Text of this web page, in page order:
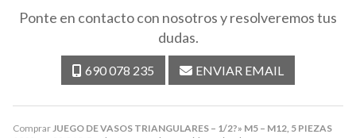
ComprarJUEGO DE VASOS TRIANGULARES – 1/2?» M5 – M12, 5 PIEZAS
Ponte en contacto con nosotros y resolveremos tus
dudas.
690 078 235 ENVIAR EMAIL